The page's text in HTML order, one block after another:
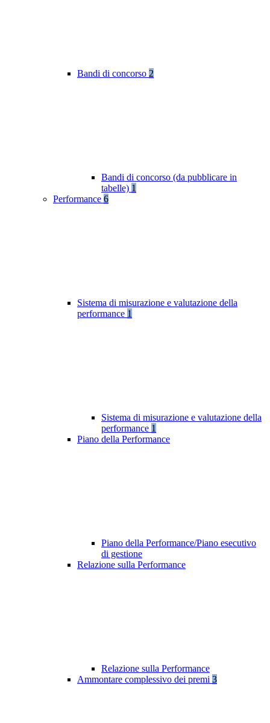
Bandi di concorso 2
Bandi di concorso (da pubblicare in
tabelle) 1
Performance 6
Sistema di misurazione e valutazione della
performance 1
Sistema di misurazione e valutazione della
performance 1
Piano della Performance
Piano della Performance/Piano esecutivo
di gestione
Relazione sulla Performance
Relazione sulla Performance
Ammontare complessivo dei premi 3